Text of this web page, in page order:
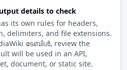
details to check
its own rules for headers,
delimiters, and file extensions.
ടേബിൾ, review the
will be used in an API,
document, or static site.